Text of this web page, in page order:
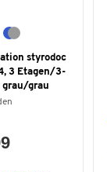
styrodoc
3 Etagen/3-
grau/grau